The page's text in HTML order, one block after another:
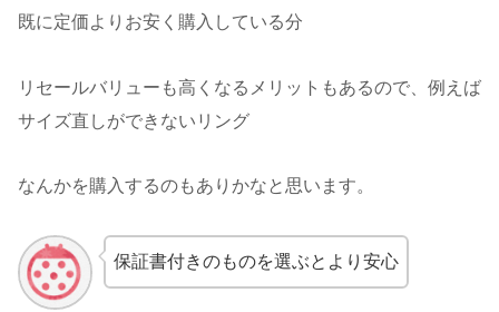
既に定価よりお安く購入している分
リセールバリューも高くなるメリットもあるので、例えば
サイズ直しができないリング
なんかを購入するのもありかなと思います。
保証書付きのものを選ぶとより安心